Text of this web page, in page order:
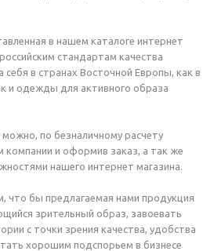
в нашем каталоге интернет
стандартам качества
в странах Восточной Европы, как в
и одежды для активного образа
по безналичному расчету
компании и оформив заказ, а так же
нашего интернет магазина.
что бы предлагаемая нами продукция
зрительный образ, завоевать
с точки зрения качества, удобства
хорошим подспорьем в бизнесе